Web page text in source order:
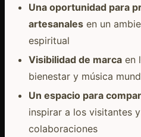
Una oportunidad para
artesanalesen un
espiritual
Visibilidad de marcaen
bienestar y música
Un espacio para
inspirar a los visitantes
colaboraciones